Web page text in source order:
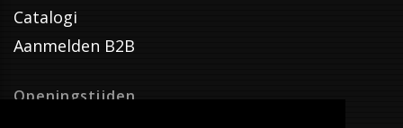
Catalogi
Aanmelden B2B
Openingstijden